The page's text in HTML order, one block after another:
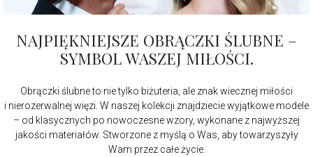
NAJPIĘKNIEJSZE OBRĄCZKI ŚLUBNE –
SYMBOL WASZEJ MIŁOŚCI.
Obrączki ślubne to nie tylko biżuteria, ale znak wiecznej miłości
i nierozerwalnej więzi. W naszej kolekcji znajdziecie wyjątkowe modele
– od klasycznych po nowoczesne wzory, wykonane z najwyższej
jakości materiałów. Stworzone z myślą o Was, aby towarzyszyły
Wam przez całe życie.